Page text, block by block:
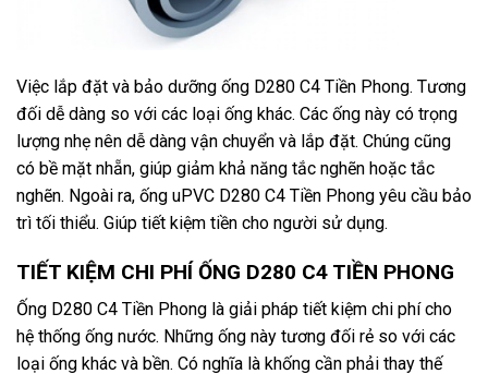
Việc lắp đặt và bảo dưỡng ống D280 C4 Tiền Phong. Tương
đối dễ dàng so với các loại ống khác. Các ống này có trọng
lượng nhẹ nên dễ dàng vận chuyển và lắp đặt. Chúng cũng
có bề mặt nhẵn, giúp giảm khả năng tắc nghẽn hoặc tắc
nghẽn. Ngoài ra, ống uPVC D280 C4 Tiền Phong yêu cầu bảo
trì tối thiểu. Giúp tiết kiệm tiền cho người sử dụng.
TIẾT KIỆM CHI PHÍ ỐNG D280 C4 TIỀN PHONG
Ống D280 C4 Tiền Phong là giải pháp tiết kiệm chi phí cho
hệ thống ống nước. Những ống này tương đối rẻ so với các
loại ống khác và bền. Có nghĩa là khống cần phải thay thế